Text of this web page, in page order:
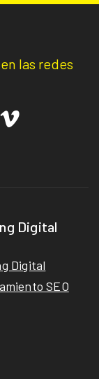
las redes
Digital
Digital
SEO